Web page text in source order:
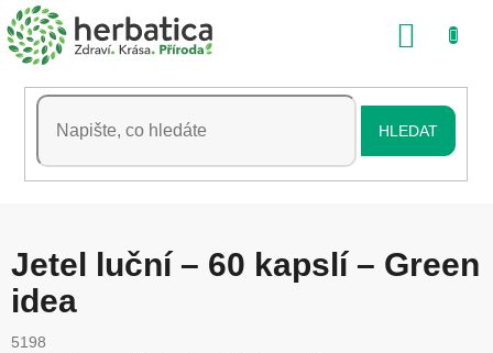
Přejít
na
obsah
HLEDAT
Jetel luční – 60 kapslí – Green
idea
5198